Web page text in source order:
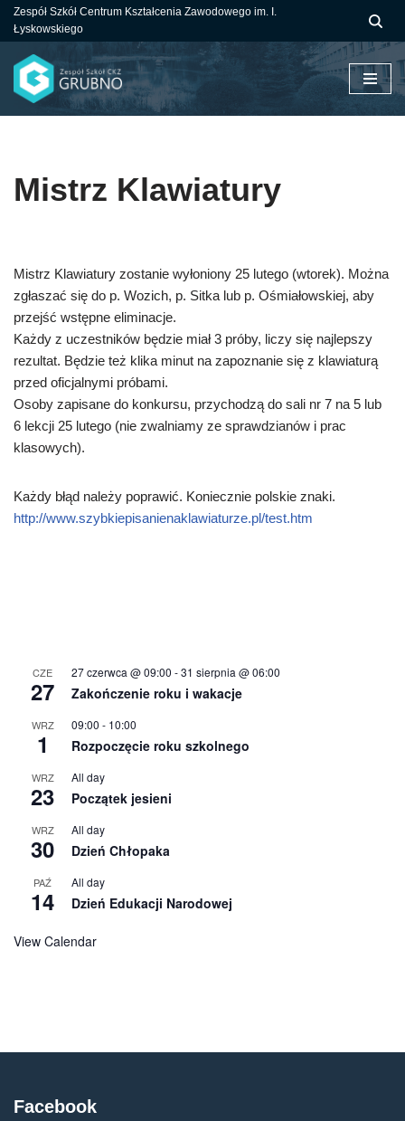
do
treści
Zespół Szkół Centrum Kształcenia Zawodowego im. I.
Łyskowskiego
Mistrz Klawiatury
Mistrz Klawiatury zostanie wyłoniony 25 lutego (wtorek). Można
zgłaszać się do p. Wozich, p. Sitka lub p. Ośmiałowskiej, aby
przejść wstępne eliminacje.
Każdy z uczestników będzie miał 3 próby, liczy się najlepszy
rezultat. Będzie też klika minut na zapoznanie się z klawiaturą
przed oficjalnymi próbami.
Osoby zapisane do konkursu, przychodzą do sali nr 7 na 5 lub
6 lekcji 25 lutego (nie zwalniamy ze sprawdzianów i prac
klasowych).
Każdy błąd należy poprawić. Koniecznie polskie znaki.
http://www.szybkiepisanienaklawiaturze.pl/test.htm
CZE
27
27 czerwca @ 09:00 -31 sierpnia @ 06:00
Zakończenie roku i wakacje
WRZ
1
09:00 - 10:00
Rozpoczęcie roku szkolnego
WRZ
23
All day
Początek jesieni
WRZ
30
All day
Dzień Chłopaka
PAŹ
14
All day
Dzień Edukacji Narodowej
View Calendar
Facebook